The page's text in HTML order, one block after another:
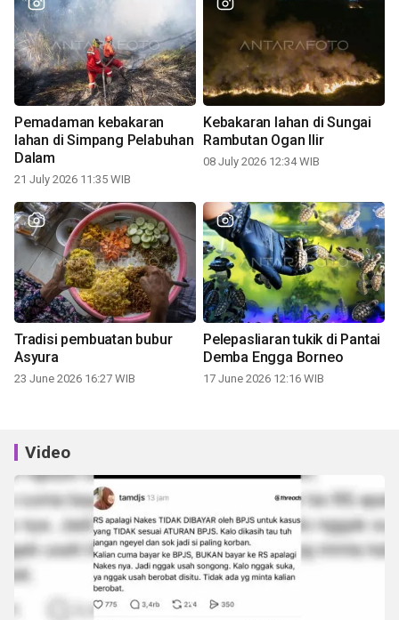
Pemadaman kebakaran
lahan di Simpang Pelabuhan
Dalam
21 July 2026 11:35 WIB
Kebakaran lahan di Sungai
Rambutan Ogan Ilir
08 July 2026 12:34 WIB
Tradisi pembuatan bubur
Asyura
23 June 2026 16:27 WIB
Pelepasliaran tukik di Pantai
Demba Engga Borneo
17 June 2026 12:16 WIB
Video